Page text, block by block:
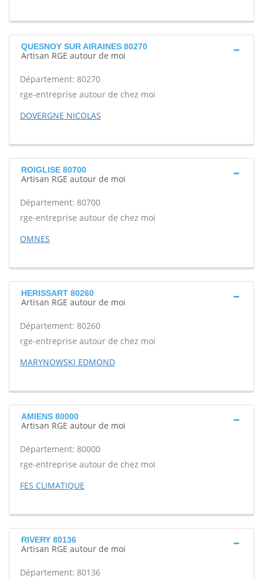
QUESNOY SUR AIRAINES 80270
Artisan RGE autour de moi
Département: 80270
rge-entreprise autour de chez moi
DOVERGNE NICOLAS
ROIGLISE 80700
Artisan RGE autour de moi
Département: 80700
rge-entreprise autour de chez moi
OMNES
HERISSART 80260
Artisan RGE autour de moi
Département: 80260
rge-entreprise autour de chez moi
MARYNOWSKI EDMOND
AMIENS 80000
Artisan RGE autour de moi
Département: 80000
rge-entreprise autour de chez moi
FES CLIMATIQUE
RIVERY 80136
Artisan RGE autour de moi
Département: 80136